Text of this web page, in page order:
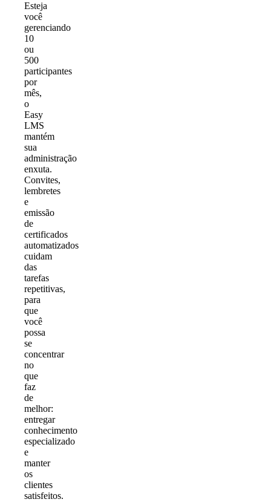
Esteja
você
gerenciando
10
ou
500
participantes
por
mês,
o
Easy
LMS
mantém
sua
administração
enxuta.
Convites,
lembretes
e
emissão
de
certificados
automatizados
cuidam
das
tarefas
repetitivas,
para
que
você
possa
se
concentrar
no
que
faz
de
melhor:
entregar
conhecimento
especializado
e
manter
os
clientes
satisfeitos.